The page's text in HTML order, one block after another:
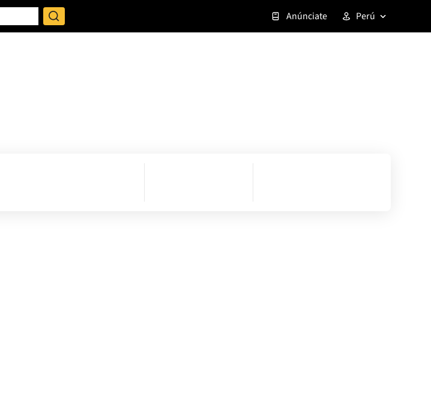
Anúnciate Perú